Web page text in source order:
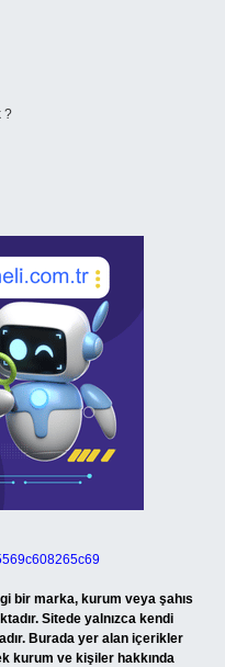
?
bir marka, kurum veya şahıs
Sitede yalnızca kendi
Burada yer alan içerikler
kurum ve kişiler hakkında